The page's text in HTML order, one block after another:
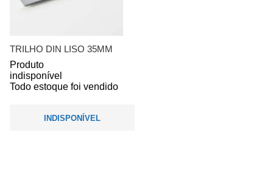
TRILHO DIN LISO 35MM
Produto
indisponível
Todo estoque foi vendido
INDISPONÍVEL